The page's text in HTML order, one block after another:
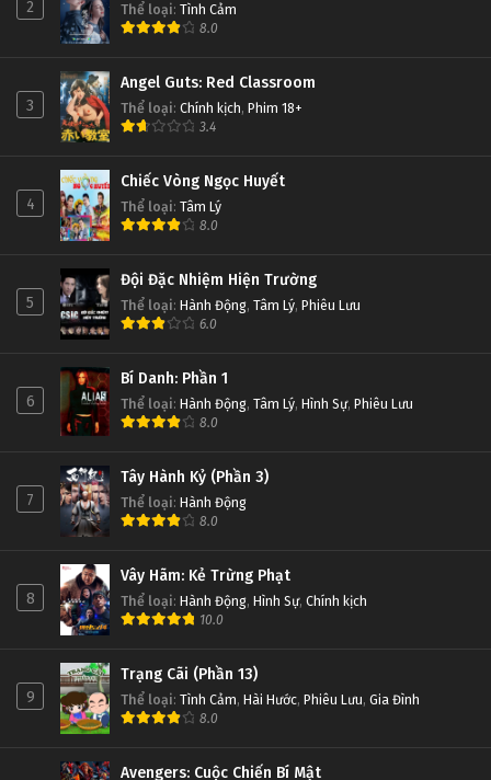
2 Thể loại: Tình Cảm
8.0
3
Angel Guts: Red Classroom
Thể loại: Chính kịch, Phim 18+
3.4
4
Chiếc Vòng Ngọc Huyết
Thể loại: Tâm Lý
8.0
5
Đội Đặc Nhiệm Hiện Trường
Thể loại: Hành Động, Tâm Lý, Phiêu Lưu
6.0
6
Bí Danh: Phần 1
Thể loại: Hành Động, Tâm Lý, Hình Sự, Phiêu Lưu
8.0
7
Tây Hành Kỷ (Phần 3)
Thể loại: Hành Động
8.0
8
Vây Hãm: Kẻ Trừng Phạt
Thể loại: Hành Động, Hình Sự, Chính kịch
10.0
9
Trạng Cãi (Phần 13)
Thể loại: Tình Cảm, Hài Hước, Phiêu Lưu, Gia Đình
8.0
Avengers: Cuộc Chiến Bí Mật